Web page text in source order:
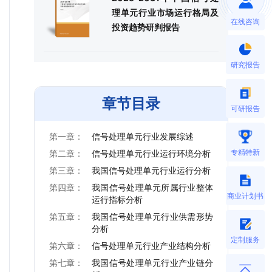
理单元行业市场运行格局及
投资趋势研判报告
章节目录
第一章：
信号处理单元行业发展综述
第二章：
信号处理单元行业运行环境分析
第三章：
我国信号处理单元行业运行分析
第四章：
我国信号处理单元所属行业整体
运行指标分析
第五章：
我国信号处理单元行业供需形势
分析
第六章：
信号处理单元行业产业结构分析
第七章：
我国信号处理单元行业产业链分
在线咨询
研究报告
可研报告
专精特新
商业计划书
定制服务